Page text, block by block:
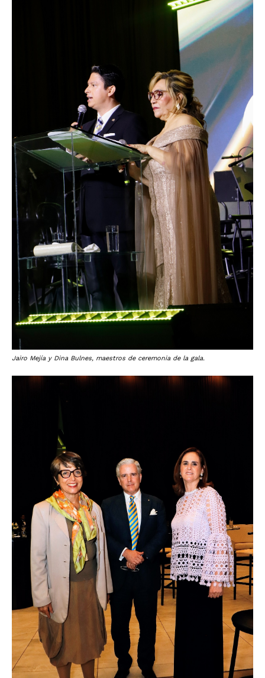
Jairo Mejía y Dina Bulnes, maestros de ceremonia de la gala.